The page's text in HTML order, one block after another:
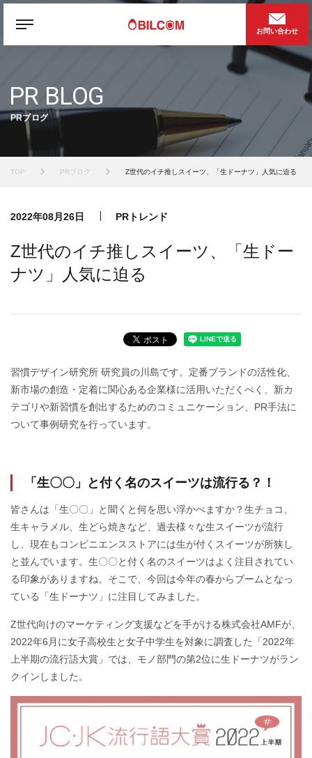
お問い合わせ
PR BLOG
PRブログ
TOP PRブログ Z世代のイチ推しスイーツ、「生ドーナツ」人気に迫る
2022年08月26日 PRトレンド
Z世代のイチ推しスイーツ、「生ドー
ナツ」人気に迫る
習慣デザイン研究所 研究員の川島です。定番ブランドの活性化、
新市場の創造・定着に関心ある企業様に活用いただくべく、新カ
テゴリや新習慣を創出するためのコミュニケーション、PR手法に
ついて事例研究を行っています。
「生〇〇」と付く名のスイーツは流行る？！
皆さんは「生〇〇」と聞くと何を思い浮かべますか？生チョコ、
生キャラメル、生どら焼きなど、過去様々な生スイーツが流行
し、現在もコンビニエンスストアには生が付くスイーツが所狭し
と並んでいます。生〇〇と付く名のスイーツはよく注目されてい
る印象がありますね。そこで、今回は今年の春からブームとなっ
ている「生ドーナツ」に注目してみました。
Z世代向けのマーケティング支援などを手がける株式会社AMFが、
2022年6月に女子高校生と女子中学生を対象に調査した「2022年
上半期の流行語大賞」では、モノ部門の第2位に生ドーナツがラン
クインしました。